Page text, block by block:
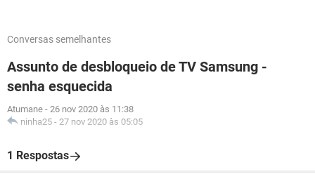
Conversas semelhantes
Assunto de desbloqueio de TV Samsung -
senha esquecida
Atumane - 26 nov 2020 às 11:38
ninha25 - 27 nov 2020 às 05:05
1 Respostas